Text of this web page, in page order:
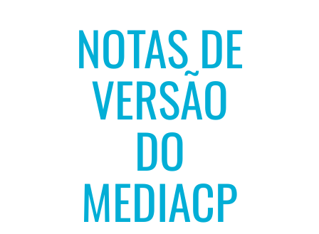
NOTAS DE
VERSÃO
DO
MEDIACP